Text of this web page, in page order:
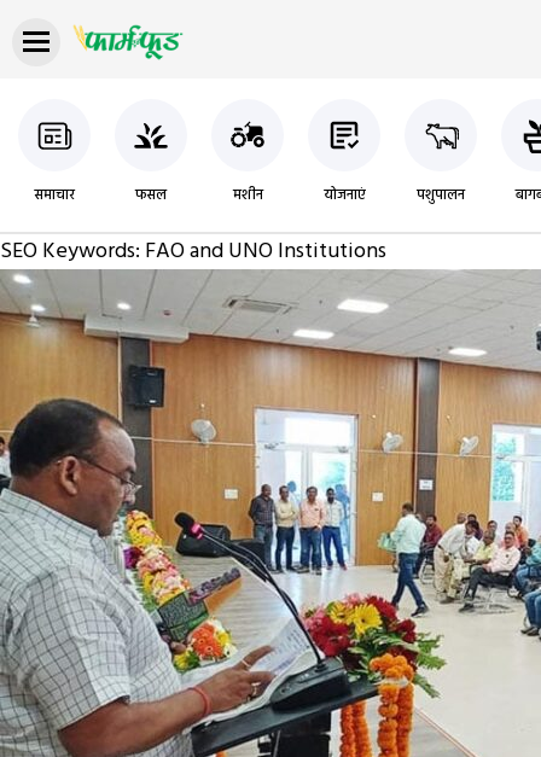
समाचार फसल मशीन योजनाएं पशुपालन
SEO Keywords: FAO and UNO Institutions